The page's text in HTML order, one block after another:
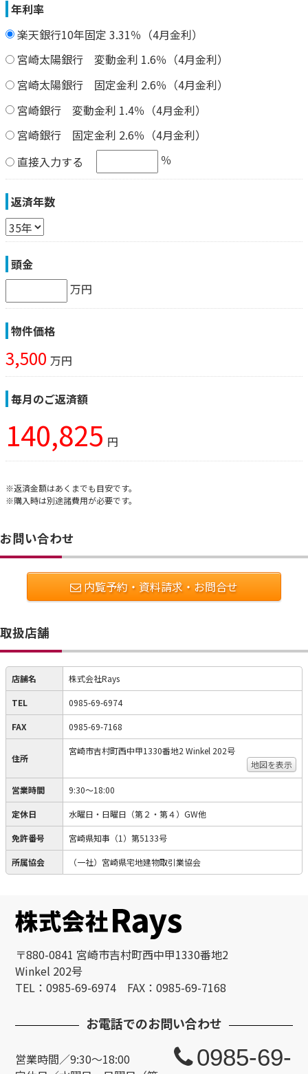
年利率
楽天銀行10年固定 3.31％（4月金利）
宮崎太陽銀行 変動金利 1.6％（4月金利）
宮崎太陽銀行 固定金利 2.6％（4月金利）
宮崎銀行 変動金利 1.4％（4月金利）
宮崎銀行 固定金利 2.6％（4月金利）
直接入力する
％
返済年数
頭金
万円
物件価格
3,500 万円
毎月のご返済額
140,825 円
※返済金額はあくまでも目安です。
※購入時は別途諸費用が必要です。
お問い合わせ
内覧予約・資料請求・お問合せ
取扱店舗
店舗名 株式会社Rays
TEL 0985-69-6974
FAX 0985-69-7168
住所
宮崎市吉村町西中甲1330番地2 Winkel 202号
地図を表示
営業時間 9:30～18:00
定休日 水曜日・日曜日（第２・第４）GW他
免許番号 宮崎県知事（1）第5133号
所属協会 （一社）宮崎県宅地建物取引業協会
〒880-0841 宮崎市吉村町西中甲1330番地2
Winkel 202号
TEL：0985-69-6974 FAX：0985-69-7168
お電話でのお問い合わせ
営業時間／9:30～18:00
0985-69-